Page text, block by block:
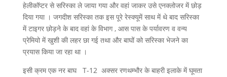
हेलीकॉप्टर से सरिस्का ले जाया गया और वहां जाकर उसे एनक्लोजर में छोड़
दिया गया । जगदीश सरिस्का तक इस पूरे रेस्क्यूमें साथ में थे बाद सरिस्का
में टाइगर छोड़ने के बाद वहां के विभाग , आस पास के पर्यावरण व वन्य
प्रेमियो में खुशी की लहर छा गई तथा और बाघों को सरिस्का भेजने का
प्रयास किया जा रहा था ।
इसी क्रम एक नर बाघ T-12 अक्सर रणथम्भौर के बाहरी इलाके में घूमता